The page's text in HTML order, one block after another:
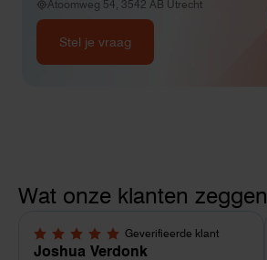
Atoomweg 54, 3542 AB Utrecht
Stel je vraag
Wat onze klanten zeggen
Geverifieerde klant
5,0 van 5 sterren
Joshua Verdonk